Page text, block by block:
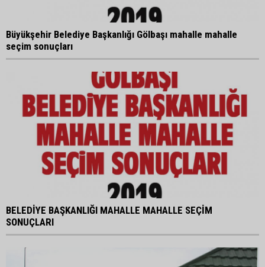
Büyükşehir Belediye Başkanlığı Gölbaşı mahalle mahalle
seçim sonuçları
BELEDİYE BAŞKANLIĞI MAHALLE MAHALLE SEÇİM
SONUÇLARI